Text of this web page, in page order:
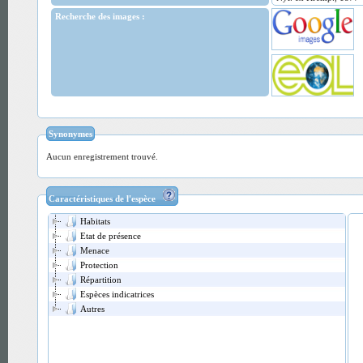
Recherche des images :
Synonymes
Aucun enregistrement trouvé.
Caractéristiques de l'espèce
Habitats
Etat de présence
Menace
Protection
Répartition
Espèces indicatrices
Autres